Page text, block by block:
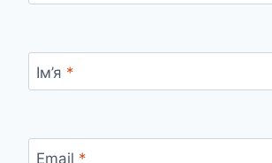
Ім’я *
Email *